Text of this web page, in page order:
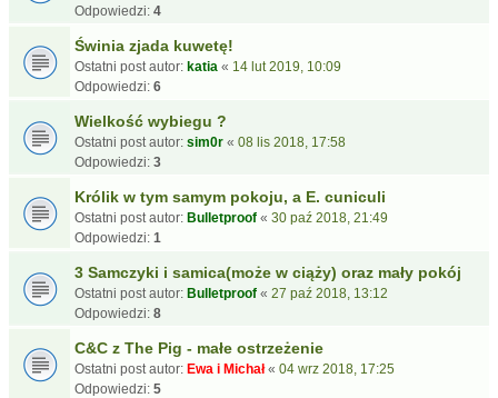
Odpowiedzi: 4
Świnia zjada kuwetę!
Ostatni post autor: katia « 14 lut 2019, 10:09
Odpowiedzi: 6
Wielkość wybiegu ?
Ostatni post autor: sim0r « 08 lis 2018, 17:58
Odpowiedzi: 3
Królik w tym samym pokoju, a E. cuniculi
Ostatni post autor: Bulletproof « 30 paź 2018, 21:49
Odpowiedzi: 1
3 Samczyki i samica(może w ciąży) oraz mały pokój
Ostatni post autor: Bulletproof « 27 paź 2018, 13:12
Odpowiedzi: 8
C&C z The Pig - małe ostrzeżenie
Ostatni post autor: Ewa i Michał« 04 wrz 2018, 17:25
Odpowiedzi: 5